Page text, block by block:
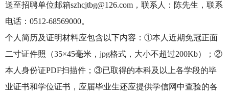
送至招聘单位邮箱szhcjtbg@126.com，联系人：陈先生，联系
电话：0512-68569000。
个人简历及证明材料应包含以下内容：①本人近期免冠正面
二寸证件照（35×45毫米，jpg格式，大小不超过200Kb）；②
本人身份证PDF扫描件；③已取得的本科及以上各学段的毕
业证书和学位证书，应届毕业生还应提供学信网中查验的各